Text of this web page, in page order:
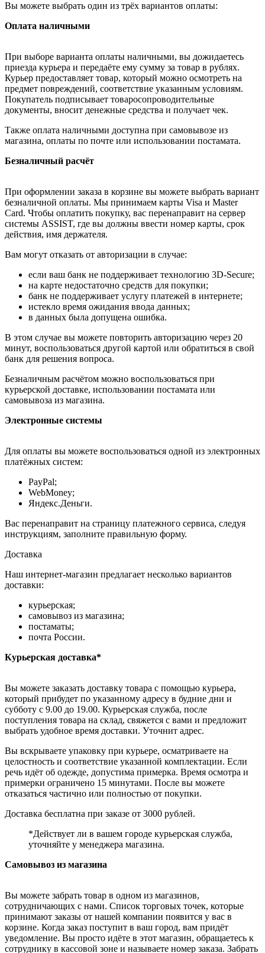
Вы можете выбрать один из трёх вариантов оплаты:
Оплата наличными
При выборе варианта оплаты наличными, вы дожидаетесь
приезда курьера и передаёте ему сумму за товар в рублях.
Курьер предоставляет товар, который можно осмотреть на
предмет повреждений, соответствие указанным условиям.
Покупатель подписывает товаросопроводительные
документы, вносит денежные средства и получает чек.
Также оплата наличными доступна при самовывозе из
магазина, оплаты по почте или использовании постамата.
Безналичный расчёт
При оформлении заказа в корзине вы можете выбрать вариант
безналичной оплаты. Мы принимаем карты Visa и Master
Card. Чтобы оплатить покупку, вас перенаправит на сервер
системы ASSIST, где вы должны ввести номер карты, срок
действия, имя держателя.
Вам могут отказать от авторизации в случае:
если ваш банк не поддерживает технологию 3D-Secure;
на карте недостаточно средств для покупки;
банк не поддерживает услугу платежей в интернете;
истекло время ожидания ввода данных;
в данных была допущена ошибка.
В этом случае вы можете повторить авторизацию через 20
минут, воспользоваться другой картой или обратиться в свой
банк для решения вопроса.
Безналичным расчётом можно воспользоваться при
курьерской доставке, использовании постамата или
самовывоза из магазина.
Электронные системы
Для оплаты вы можете воспользоваться одной из электронных
платёжных систем:
PayPal;
WebMoney;
Яндекс.Деньги.
Вас перенаправит на страницу платежного сервиса, следуя
инструкциям, заполните правильную форму.
Доставка
Наш интернет-магазин предлагает несколько вариантов
доставки:
курьерская;
самовывоз из магазина;
постаматы;
почта России.
Курьерская доставка*
Вы можете заказать доставку товара с помощью курьера,
который прибудет по указанному адресу в будние дни и
субботу с 9.00 до 19.00. Курьерская служба, после
поступления товара на склад, свяжется с вами и предложит
выбрать удобное время доставки. Уточнит адрес.
Вы вскрываете упаковку при курьере, осматриваете на
целостность и соответствие указанной комплектации. Если
речь идёт об одежде, допустима примерка. Время осмотра и
примерки ограничено 15 минутами. После вы можете
отказаться частично или полностью от покупки.
Доставка бесплатна при заказе от 3000 рублей.
*Действует ли в вашем городе курьерская служба,
уточняйте у менеджера магазина.
Самовывоз из магазина
Вы можете забрать товар в одном из магазинов,
сотрудничающих с нами. Список торговых точек, которые
принимают заказы от нашей компании появится у вас в
корзине. Когда заказ поступит в ваш город, вам придёт
уведомление. Вы просто идёте в этот магазин, обращаетесь к
сотруднику в кассовой зоне и называете номер заказа. Забрать